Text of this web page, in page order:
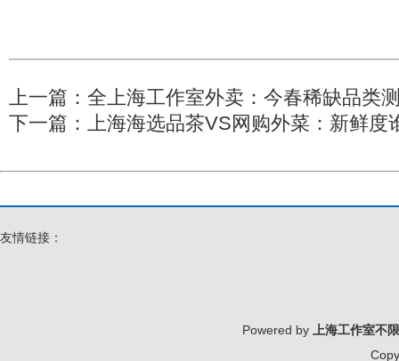
上一篇： 全上海工作室外卖：今春稀缺品类
下一篇： 上海海选品茶VS网购外菜：新鲜度
友情链接：
Powered by
上海工作室不